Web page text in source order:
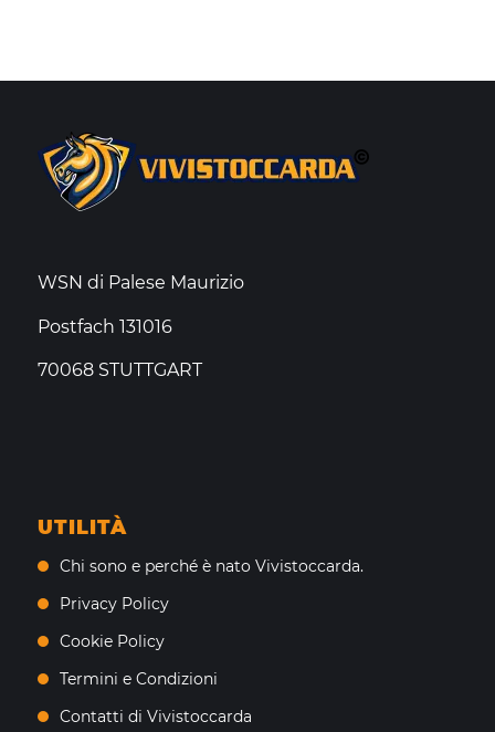
WSN di Palese Maurizio
Postfach 131016
70068 STUTTGART
UTILITÀ
Chi sono e perché è nato Vivistoccarda.
Privacy Policy
Cookie Policy
Termini e Condizioni
Contatti di Vivistoccarda